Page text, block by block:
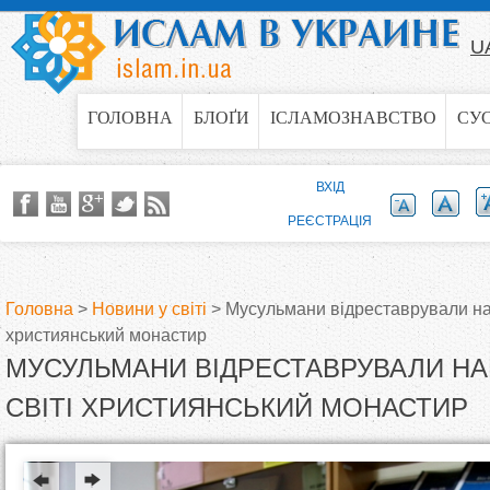
Jump to navigation
ГОЛОВНА БЛОҐИ ІСЛАМОЗНАВСТВО
В
и
є
Головна > Новини у світі > Мусульмани відреставрували
християнський монастир
МУСУЛЬМАНИ ВІДРЕСТАВРУВАЛИ
СВІТІ ХРИСТИЯНСЬКИЙ МОНАСТИР
ВХІД
РЕЄСТРАЦІЯ